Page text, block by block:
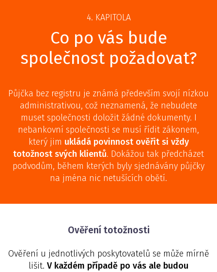
4. KAPITOLA
Co po vás bude
společnost požadovat?
Půjčka bez registru je známá především svojí nízkou
administrativou, což neznamená, že nebudete
muset společnosti doložit žádné dokumenty. I
nebankovní společnosti se musí řídit zákonem,
který jim ukládá povinnost ověřit si vždy
totožnost svých klientů. Dokážou tak předcházet
podvodům, během kterých byly sjednávány půjčky
na jména nic netušících obětí.
Ověření totožnosti
Ověření u jednotlivých poskytovatelů se může mírně
lišit. V každém případě po vás ale budou